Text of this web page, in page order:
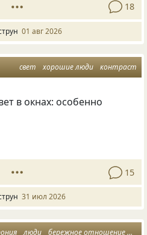
18
01 авг 2026
свет хорошие люди контраст
в окнах: особенно
15
31 июл 2026
люди бережное отношение